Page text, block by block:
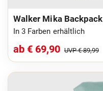
Walker Mika Backpack
In 3 Farben erhältlich
ab € 69,90 UVP € 89,99